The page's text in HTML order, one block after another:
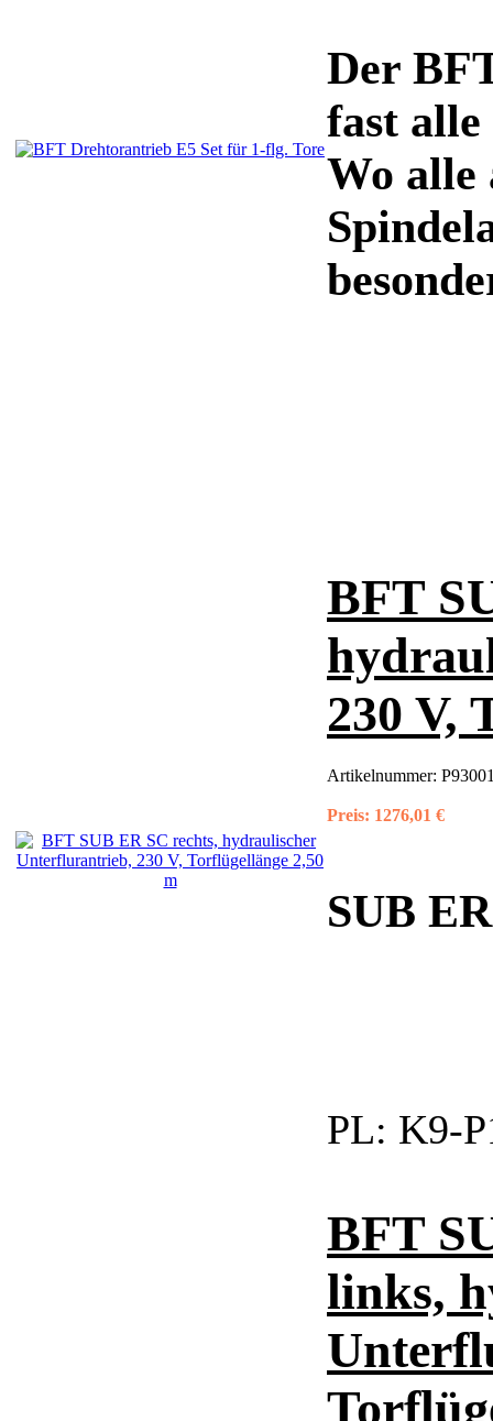
Der
fast alle
Wo alle
BFT
230 V,
Artikelnummer:
Preis: 1276,01 €
SUB
PL: K9-
BFT
links,